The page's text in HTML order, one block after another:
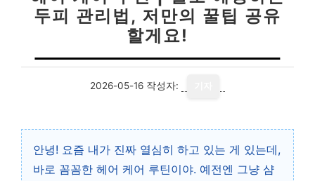
두피 관리법, 저만의 꿀팁 공유
할게요!
2026-05-16 작성자:
안녕! 요즘 내가 진짜 열심히 하고 있는 게 있는데,
바로 꼼꼼한 헤어 케어 루틴이야. 예전엔 그냥 샴